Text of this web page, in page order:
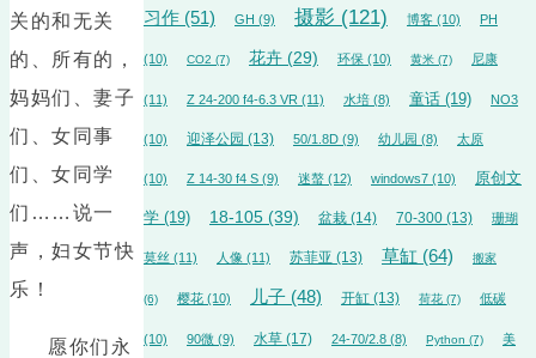
关的和无关
的、所有的，
妈妈们、妻子
们、女同事
们、女同学
们……说一
声，妇女节快
乐！
愿你们永
习作 (51) GH (9) 摄影 (121) 博客 (10) PH
(10) CO2 (7) 花卉 (29) 环保 (10) 黄米 (7) 尼康
(11) Z 24-200 f4-6.3 VR (11) 水培 (8) 童话 (19) NO3
(10) 迎泽公园 (13) 50/1.8D (9) 幼儿园 (8) 太原
(10) Z 14-30 f4 S (9) 迷螯 (12) windows7 (10) 原创文
学 (19) 18-105 (39) 盆栽 (14) 70-300 (13) 珊瑚
莫丝 (11) 人像 (11) 苏菲亚 (13) 草缸 (64) 搬家
(6) 樱花 (10) 儿子 (48) 开缸 (13) 荷花 (7) 低碳
(10) 90微 (9) 水草 (17) 24-70/2.8 (8) Python (7) 美